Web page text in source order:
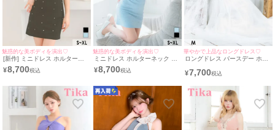
魅惑的な美ボディを演出♡
[新作] ミニドレス ホルターネ
ック クロスネック ジップ ハー
トカット 谷間 ビジュー ストレ
ス (せいせい着用) [tk-
md10998a] [Tika/ティカ]
¥8,700
魅惑的な美ボディを演出♡
ミニドレス ホルターネック ク
ロスネック ジップ ハートカッ
ト 谷間 ビジュー ストレッチ
(重川茉弥着用) [tk-md10998]
[Tika/ティカ]
¥8,700
華やかで上品なロングドレス♡
ロングドレス バースデー ホル
ジュー チュール 胸元カバー 高
身長 Aライン 白 キャバドレス
(黒崎みさ着用)［tk-ld0503］
[Tika/ティカ]
¥7,700